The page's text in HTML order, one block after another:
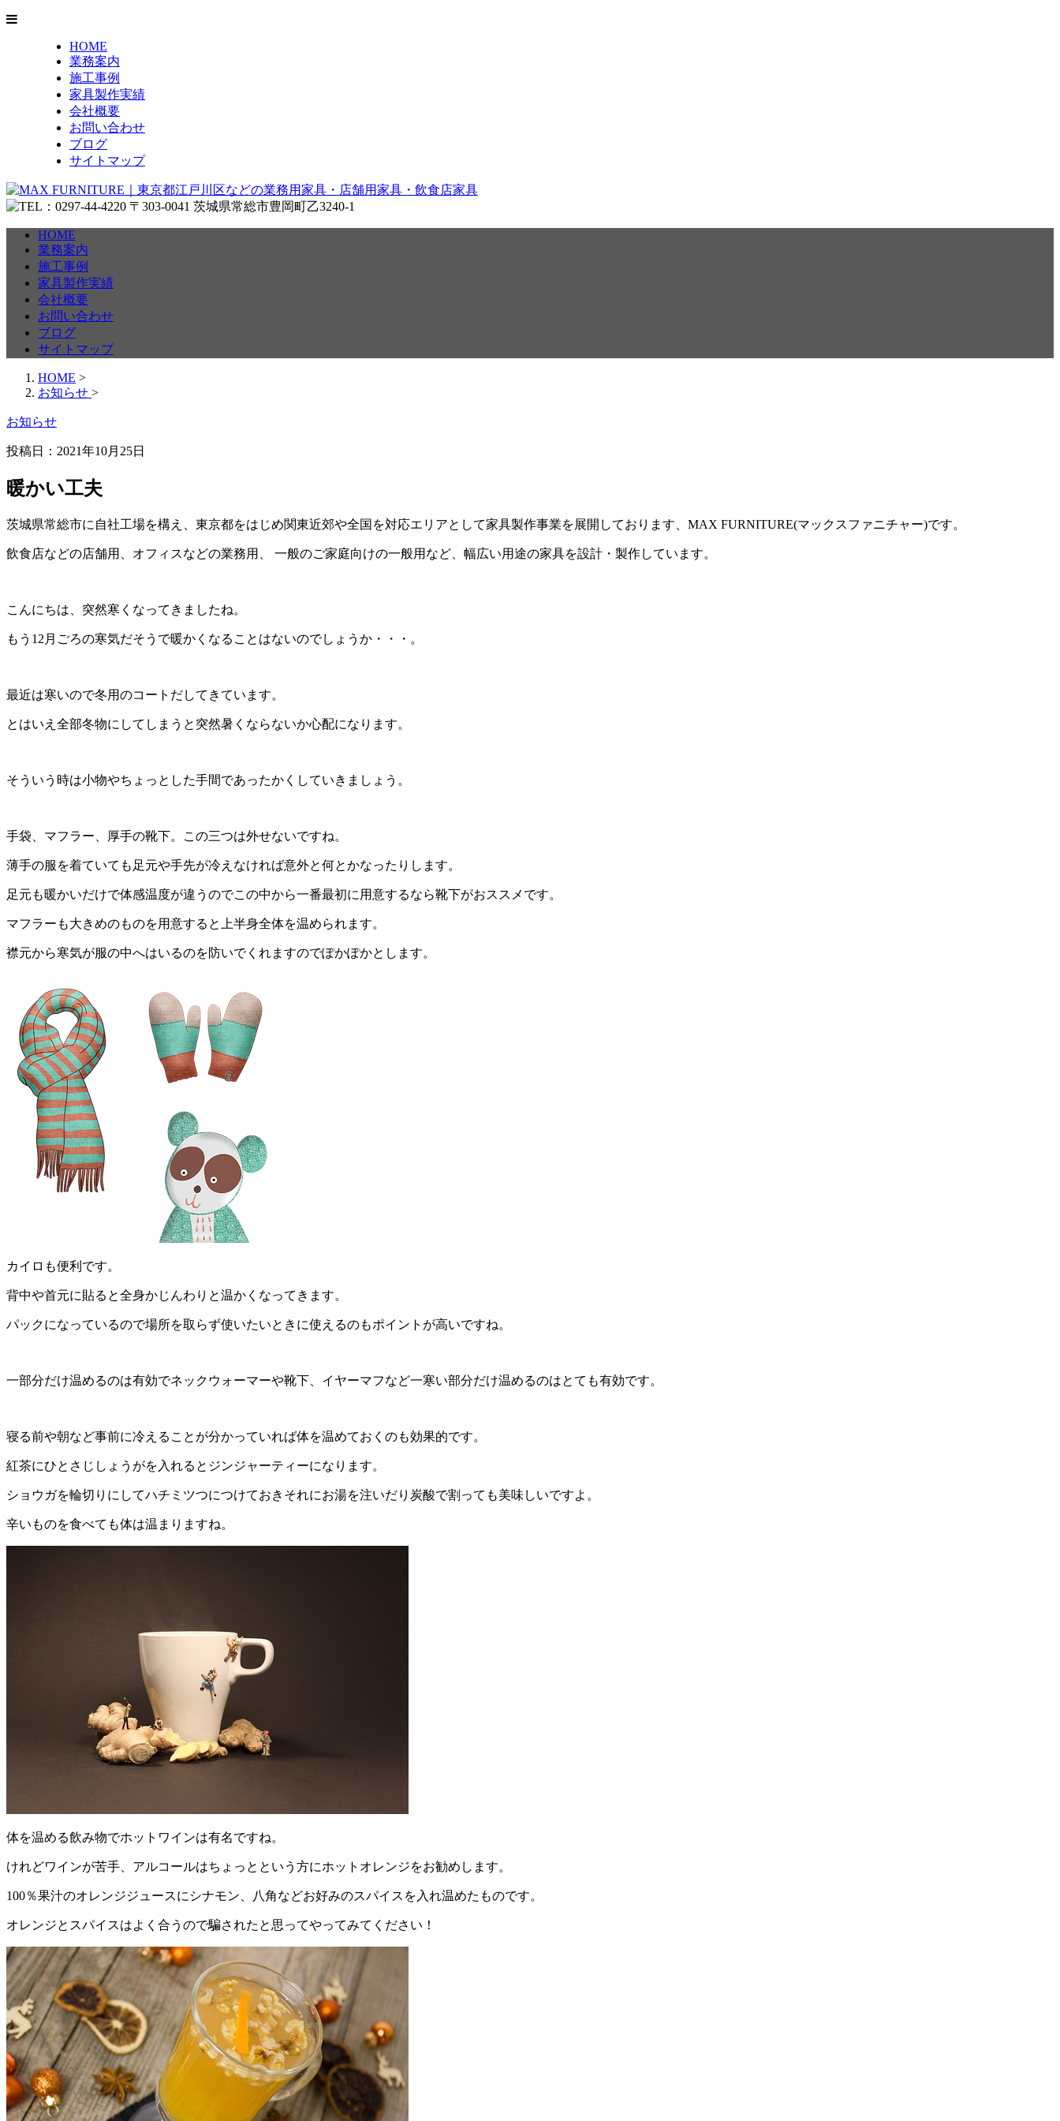
HOME
業務案内
施工事例
家具製作実績
会社概要
お問い合わせ
ブログ
サイトマップ
HOME
業務案内
施工事例
家具製作実績
会社概要
お問い合わせ
ブログ
サイトマップ
HOME >
お知らせ >
お知らせ
投稿日： 2021年10月25日
暖かい工夫
茨城県常総市に自社工場を構え、東京都をはじめ関東近郊や全国を対応エリアとして家具製作事業を展開しております、MAX FURNITURE(マックスファニチャー)です。
飲食店などの店舗用、オフィスなどの業務用、 一般のご家庭向けの一般用など、幅広い用途の家具を設計・製作しています。
こんにちは、突然寒くなってきましたね。
もう12月ごろの寒気だそうで暖かくなることはないのでしょうか・・・。
最近は寒いので冬用のコートだしてきています。
とはいえ全部冬物にしてしまうと突然暑くならないか心配になります。
そういう時は小物やちょっとした手間であったかくしていきましょう。
手袋、マフラー、厚手の靴下。この三つは外せないですね。
薄手の服を着ていても足元や手先が冷えなければ意外と何とかなったりします。
足元も暖かいだけで体感温度が違うのでこの中から一番最初に用意するなら靴下がおススメです。
マフラーも大きめのものを用意すると上半身全体を温められます。
襟元から寒気が服の中へはいるのを防いでくれますのでぽかぽかとします。
カイロも便利です。
背中や首元に貼ると全身かじんわりと温かくなってきます。
パックになっているので場所を取らず使いたいときに使えるのもポイントが高いですね。
一部分だけ温めるのは有効でネックウォーマーや靴下、イヤーマフなど一寒い部分だけ温めるのはとても有効です。
寝る前や朝など事前に冷えることが分かっていれば体を温めておくのも効果的です。
紅茶にひとさじしょうがを入れるとジンジャーティーになります。
ショウガを輪切りにしてハチミツつにつけておきそれにお湯を注いだり炭酸で割っても美味しいですよ。
辛いものを食べても体は温まりますね。
体を温める飲み物でホットワインは有名ですね。
けれどワインが苦手、アルコールはちょっとという方にホットオレンジをお勧めします。
100％果汁のオレンジジュースにシナモン、八角などお好みのスパイスを入れ温めたものです。
オレンジとスパイスはよく合うので騙されたと思ってやってみてください！